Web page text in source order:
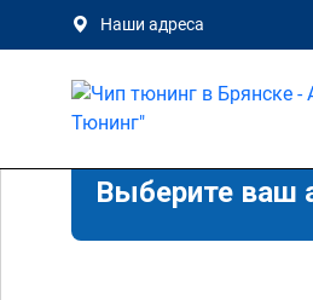
Наши адреса
Выберите ваш